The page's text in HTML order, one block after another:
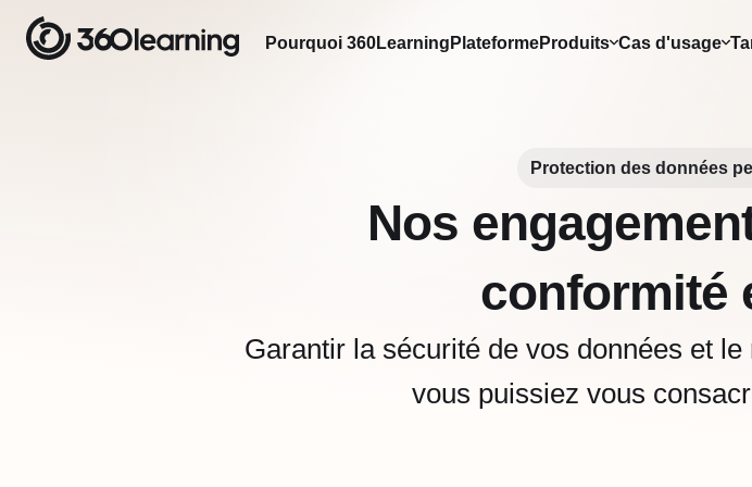
Pourquoi 360Learning PlateformeProduits Cas d'usage
Protection des données
Nos
conformité
Garantir la sécurité de vos données et
vous puissiez vous